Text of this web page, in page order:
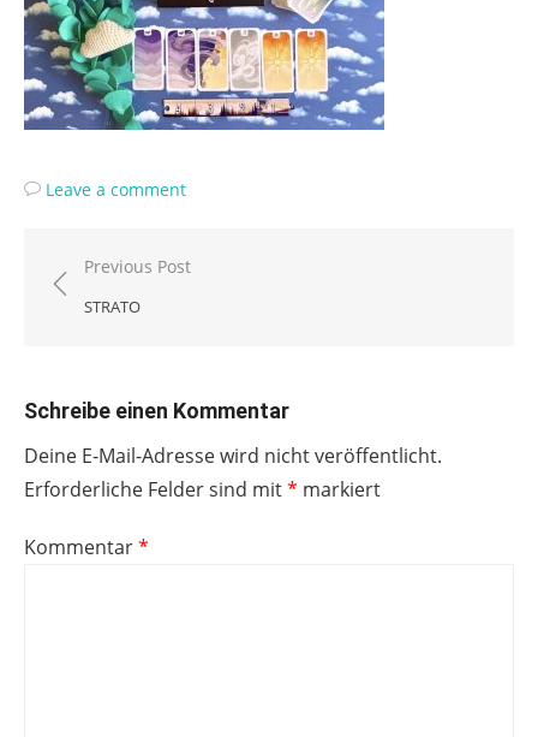
Leave a comment
Beitragsnavigation
Previous Post
STRATO
Schreibe einen Kommentar
Deine E-Mail-Adresse wird nicht veröffentlicht.
Erforderliche Felder sind mit* markiert
Kommentar*